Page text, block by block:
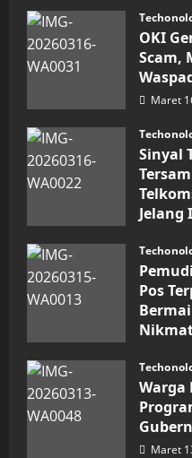
Raih
OKI
Scam,
Maret
Sinyal
Jelang
Pos
Warga
Maret